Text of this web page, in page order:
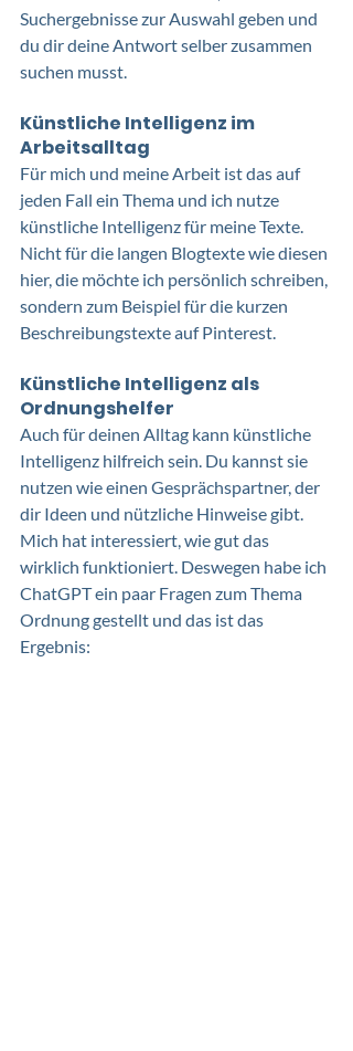
Suchergebnisse zur Auswahl geben und
du dir deine Antwort selber zusammen
suchen musst.
Künstliche Intelligenz im
Arbeitsalltag
Für mich und meine Arbeit ist das auf
jeden Fall ein Thema und ich nutze
künstliche Intelligenz für meine Texte.
Nicht für die langen Blogtexte wie diesen
hier, die möchte ich persönlich schreiben,
sondern zum Beispiel für die kurzen
Beschreibungstexte auf Pinterest.
Künstliche Intelligenz als
Ordnungshelfer
Auch für deinen Alltag kann künstliche
Intelligenz hilfreich sein. Du kannst sie
nutzen wie einen Gesprächspartner, der
dir Ideen und nützliche Hinweise gibt.
Mich hat interessiert, wie gut das
wirklich funktioniert. Deswegen habe ich
ChatGPT ein paar Fragen zum Thema
Ordnung gestellt und das ist das
Ergebnis: